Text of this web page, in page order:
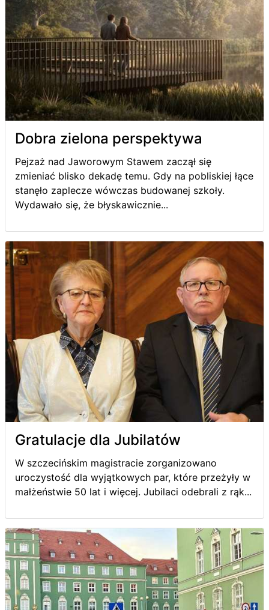
Dobra zielona perspektywa
Pejzaż nad Jaworowym Stawem zaczął się
zmieniać blisko dekadę temu. Gdy na pobliskiej łące
stanęło zaplecze wówczas budowanej szkoły.
Wydawało się, że błyskawicznie...
Gratulacje dla Jubilatów
W szczecińskim magistracie zorganizowano
uroczystość dla wyjątkowych par, które przeżyły w
małżeństwie 50 lat i więcej. Jubilaci odebrali z rąk...